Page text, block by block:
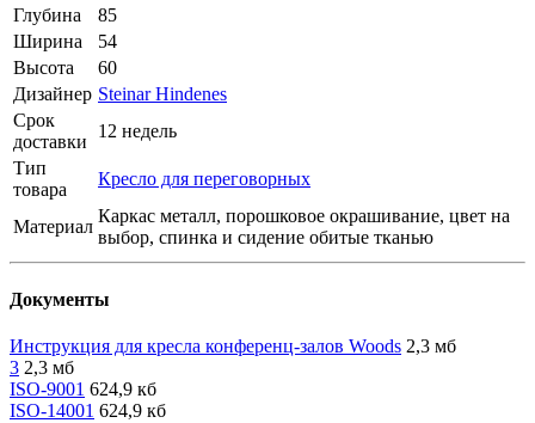
Глубина
85
Ширина
54
Высота
60
Дизайнер Steinar Hindenes
Срок
доставки
12 недель
Тип
товара
Кресло для переговорных
Материал
Каркас металл, порошковое окрашивание, цвет на
выбор, спинка и сидение обитые тканью
Документы
Инструкция для кресла конференц-залов Woods 2,3 мб
3 2,3 мб
ISO-9001 624,9 кб
ISO-14001 624,9 кб